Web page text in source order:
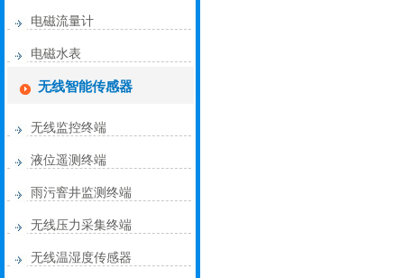
电磁流量计
电磁水表
无线智能传感器
无线监控终端
液位遥测终端
雨污窨井监测终端
无线压力采集终端
无线温湿度传感器